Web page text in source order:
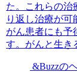
た。これらの治
り返し治療が
がん患者にも予
す。がんと生き
&Buzzの